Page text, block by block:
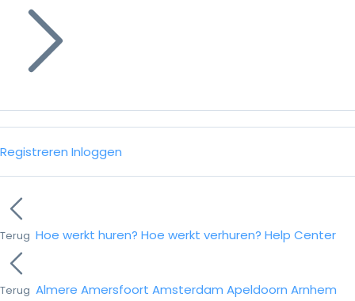
Registreren Inloggen
Terug Hoe werkt huren? Hoe werkt verhuren? Help Center
Terug Almere Amersfoort Amsterdam Apeldoorn Arnhem